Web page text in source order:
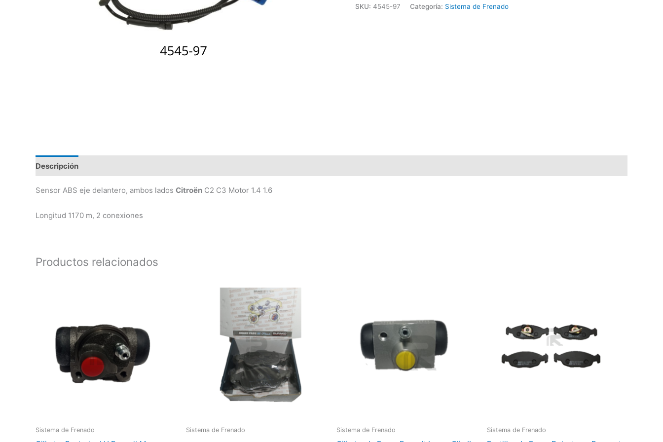
cantidad
SKU: 4545-97 Categoría: Sistema de Frenado
Descripción
Sensor ABS eje delantero, ambos lados Citroën C2 C3 Motor 1.4 1.6
Longitud 1170 m, 2 conexiones
Productos relacionados
Sistema de Frenado Sistema de Frenado Sistema de Frenado Sistema de Frenado